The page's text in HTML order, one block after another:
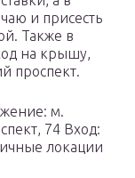
и присесть
Также в
на крышу,
проспект.
м.
74 Вход:
локации